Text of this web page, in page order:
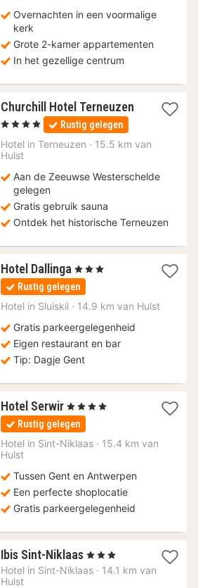
Overnachten in een voormalige
kerk
Grote 2-kamer appartementen
In het gezellige centrum
Churchill Hotel Terneuzen
1
nacht
vanaf
134,50
, 4 Sterren Rustig gelegen
Hotel in Terneuzen · 15.5 km van
Hulst
Aan de Zeeuwse Westerschelde
gelegen
Gratis gebruik sauna
Ontdek het historische Terneuzen
Hotel Dallinga 1
nacht
vanaf
155
, 3 Sterren
Rustig gelegen
Hotel in Sluiskil · 14.9 km van Hulst
Gratis parkeergelegenheid
Eigen restaurant en bar
Tip: Dagje Gent
Hotel Serwir 1
nacht
vanaf
91,80
, 4 Sterren
Rustig gelegen
Hotel in Sint-Niklaas · 15.4 km van
Hulst
Tussen Gent en Antwerpen
Een perfecte shoplocatie
Gratis parkeergelegenheid
Ibis Sint-Niklaas 1
nacht
, 3 Sterren
Hotel in Sint-Niklaas · 14.1 km van
Hulst